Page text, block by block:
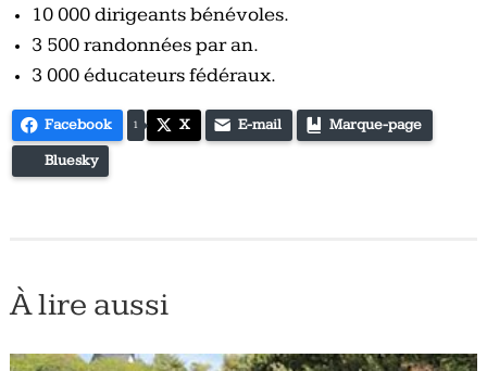
10 000 dirigeants bénévoles.
3 500 randonnées par an.
3 000 éducateurs fédéraux.
Facebook 1 X E-mail Marque-page
Bluesky
À lire aussi